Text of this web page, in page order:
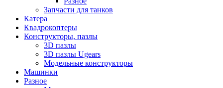
Запчасти для танков
Катера
Квадрокоптеры
Конструкторы, пазлы
3D пазлы
3D пазлы Ugears
Модельные конструкторы
Машинки
Разное